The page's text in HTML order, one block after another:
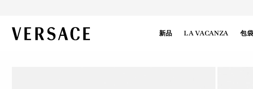
VERSACE | 主页 新品 LA VACANZA 包袋